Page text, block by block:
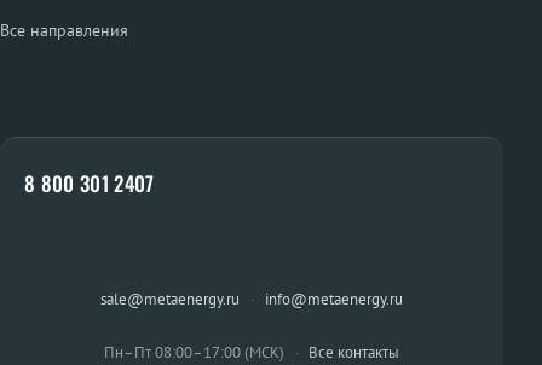
Все направления
8 800 301 2407
sale@metaenergy.ru · info@metaenergy.ru
Пн–Пт 08:00–17:00 (МСК) · Все контакты